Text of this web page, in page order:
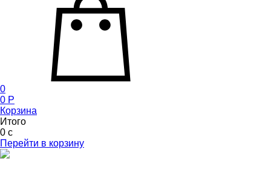
0
0 P
Корзина
Итого
0 c
Перейти в корзину